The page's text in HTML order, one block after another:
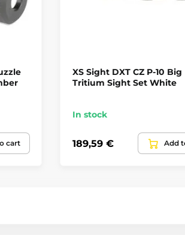
cart
XS Sight DXT CZ P-10
Tritium Sight Set White
In stock
189,59 € Add